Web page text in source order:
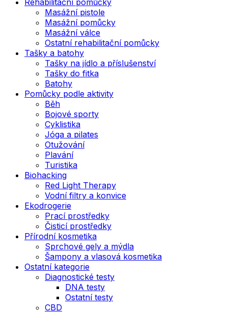
Masážní pistole
Masážní pomůcky
Masážní válce
Ostatní rehabilitační pomůcky
Tašky a batohy
Tašky na jídlo a příslušenství
Tašky do fitka
Batohy
Pomůcky podle aktivity
Běh
Bojové sporty
Cyklistika
Jóga a pilates
Otužování
Plavání
Turistika
Biohacking
Red Light Therapy
Vodní filtry a konvice
Ekodrogerie
Prací prostředky
Čisticí prostředky
Přírodní kosmetika
Sprchové gely a mýdla
Šampony a vlasová kosmetika
Ostatní kategorie
Diagnostické testy
DNA testy
Ostatní testy
CBD